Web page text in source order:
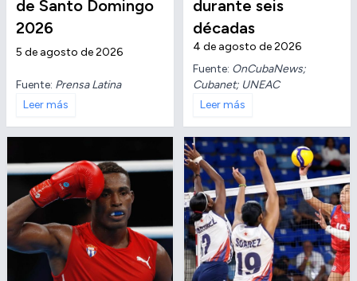
de Santo Domingo
2026
5 de agosto de 2026
Fuente: Prensa Latina
Leer más
durante seis
décadas
4 de agosto de 2026
Fuente: OnCubaNews;
Cubanet; UNEAC
Leer más